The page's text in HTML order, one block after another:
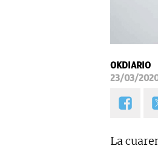
OKDIARIO
23/03/
La